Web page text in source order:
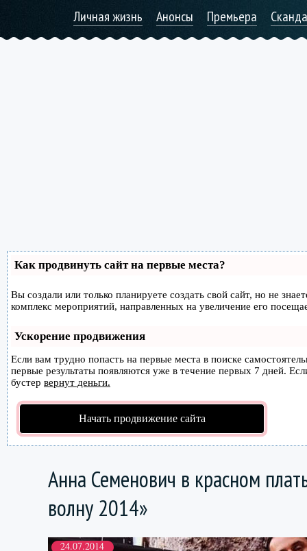
Личная жизнь Анонсы Премьера
Как продвинуть сайт на первые места?
Вы создали или только планируете создать свой сайт, но не
комплекс мероприятий, направленных на увеличение его
Ускорение продвижения
Если вам трудно попасть на первые места в поиске
первые результаты появляются уже в течение первых 7 дней.
бустер вернут деньги.
Начать продвижение сайта
Анна Семенович в красном
волну 2014»
24.07.2014